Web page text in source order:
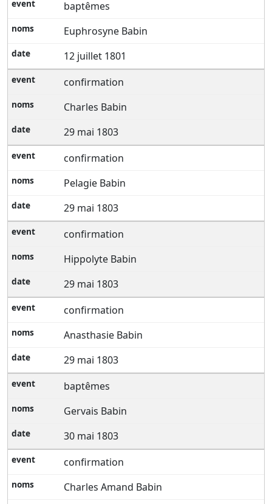
baptêmes
Euphrosyne Babin
12 juillet 1801
confirmation
Charles Babin
29 mai 1803
confirmation
Pelagie Babin
29 mai 1803
confirmation
Hippolyte Babin
29 mai 1803
confirmation
Anasthasie Babin
29 mai 1803
baptêmes
Gervais Babin
30 mai 1803
confirmation
Charles Amand Babin